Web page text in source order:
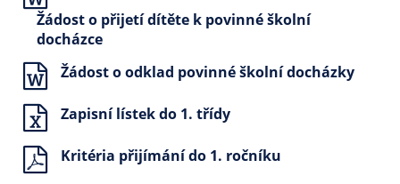
Žádost o přijetí dítěte k povinné školní
docházce
Žádost o odklad povinné školní docházky
Zapisní lístek do 1. třídy
Kritéria přijímání do 1. ročníku